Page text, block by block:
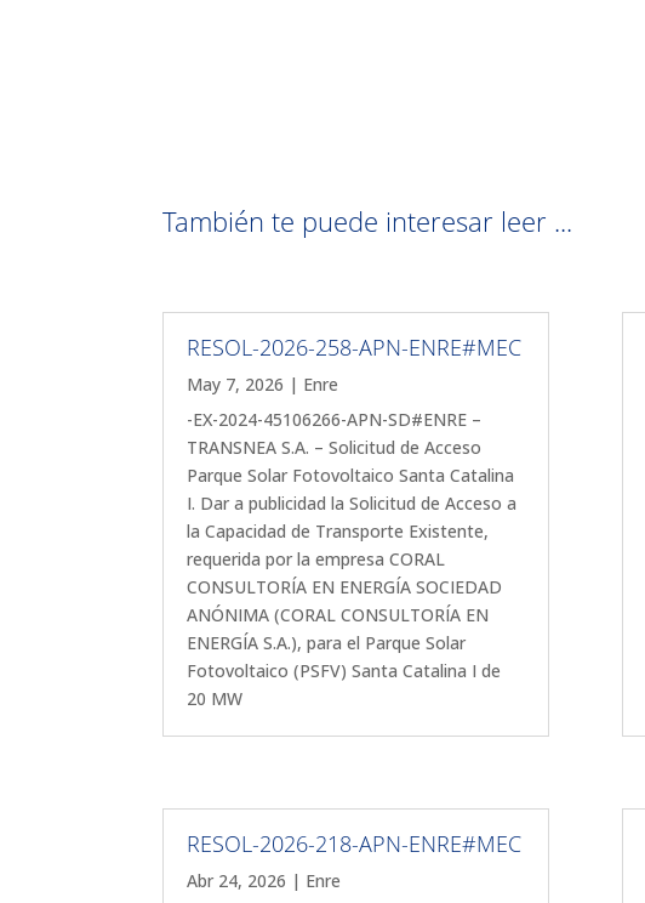
También te puede interesar leer ...
RESOL-2026-258-APN-ENRE#MEC
May 7, 2026 | Enre
-EX-2024-45106266-APN-SD#ENRE –
TRANSNEA S.A. – Solicitud de Acceso
Parque Solar Fotovoltaico Santa Catalina
I. Dar a publicidad la Solicitud de Acceso a
la Capacidad de Transporte Existente,
requerida por la empresa CORAL
CONSULTORÍA EN ENERGÍA SOCIEDAD
ANÓNIMA (CORAL CONSULTORÍA EN
ENERGÍA S.A.), para el Parque Solar
Fotovoltaico (PSFV) Santa Catalina I de
20 MW
RESOL-2026-218-APN-ENRE#MEC
Abr 24, 2026 | Enre